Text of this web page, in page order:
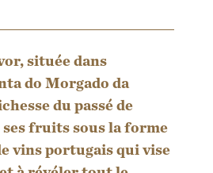
située dans
do Morgado da
du passé de
ses fruits sous la forme
vins portugais qui vise